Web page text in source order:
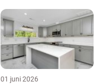
01 juni 2026